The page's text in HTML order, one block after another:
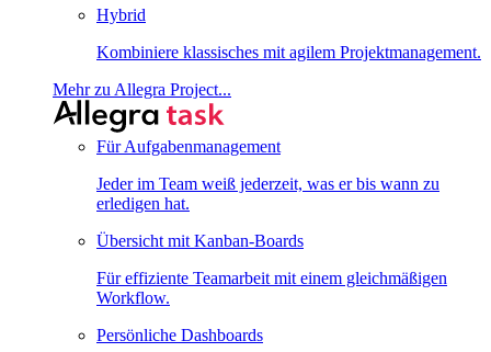
Hybrid
Kombiniere klassisches mit agilem Projektmanagement.
Mehr zu Allegra Project...
Für Aufgabenmanagement
Jeder im Team weiß jederzeit, was er bis wann zu
erledigen hat.
Übersicht mit Kanban-Boards
Für effiziente Teamarbeit mit einem gleichmäßigen
Workflow.
Persönliche Dashboards